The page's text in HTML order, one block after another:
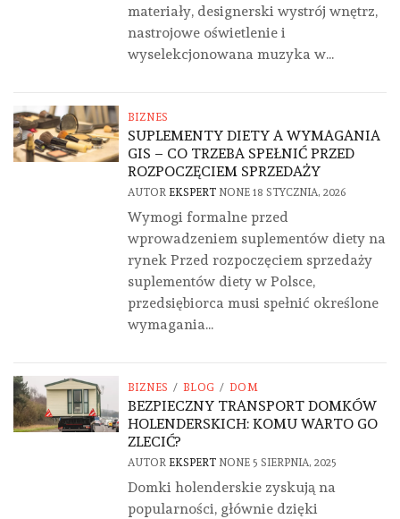
materiały, designerski wystrój wnętrz,
nastrojowe oświetlenie i
wyselekcjonowana muzyka w...
BIZNES
SUPLEMENTY DIETY A WYMAGANIA
GIS – CO TRZEBA SPEŁNIĆ PRZED
ROZPOCZĘCIEM SPRZEDAŻY
AUTOR EKSPERT NONE 18 STYCZNIA, 2026
Wymogi formalne przed
wprowadzeniem suplementów diety na
rynek Przed rozpoczęciem sprzedaży
suplementów diety w Polsce,
przedsiębiorca musi spełnić określone
wymagania...
BIZNES / BLOG / DOM
BEZPIECZNY TRANSPORT DOMKÓW
HOLENDERSKICH: KOMU WARTO GO
ZLECIĆ?
AUTOR EKSPERT NONE 5 SIERPNIA, 2025
Domki holenderskie zyskują na
popularności, głównie dzięki